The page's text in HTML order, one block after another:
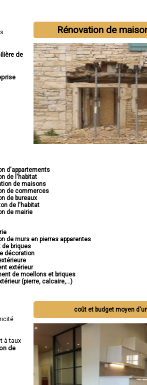
Rénovation de
de
d'appartements
de l'habitat
de maisons
de commerces
de bureaux
de l'habitat
de mairie
de murs en pierres apparentes
de briques
décoration
extérieur
de moellons et briques
(pierre, calcaire,...)
coût et budget moyen
à taux
de